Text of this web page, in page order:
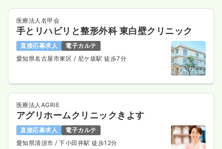
医療法人名甲会
手とリハビリと整形外科 東白壁クリニック
直接応募求人
電子カルテ
愛知県名古屋市東区 / 尼ケ坂駅 徒歩7分
医療法人AGRIE
アグリホームクリニックきよす
直接応募求人
電子カルテ
愛知県清須市/ 下小田井駅 徒歩12分